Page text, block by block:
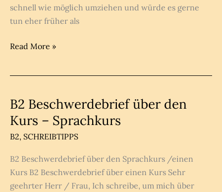
schnell wie möglich umziehen und würde es gerne
tun eher früher als
B2
Read More »
B2 Beschwerdebrief über den
Kurs – Sprachkurs
B2, SCHREIBTIPPS
B2 Beschwerdebrief über den Sprachkurs /einen
Kurs B2 Beschwerdebrief über einen Kurs Sehr
geehrter Herr / Frau, Ich schreibe, um mich über